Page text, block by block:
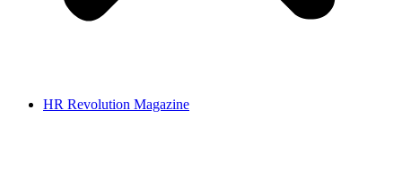
HR Revolution Magazine